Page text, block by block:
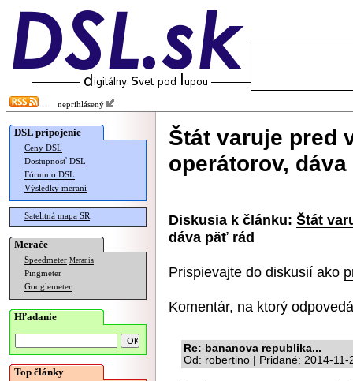
neprihlásený
DSL pripojenie
Ceny DSL
Dostupnosť DSL
Fórum o DSL
Výsledky meraní
Satelitná mapa SR
Merače
Speedmeter Merania
Pingmeter
Googlemeter
Hľadanie
Top články
Štát varuje pred
operátorov,
Diskusia k článku: Štát
dáva päť rád
Prispievajte do diskusií ako
Komentár, na ktorý
Re: bananova republika...
Od: robertino | Pridané: 2014-11-